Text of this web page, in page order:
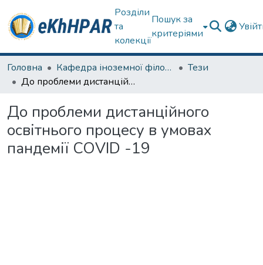
Розділи
та
колекції
Пошук за
критеріями
Головна Кафедра іноземної філології
Тези
До проблеми дистанційного освітнього процесу в умовах пандемії COVID -19
До проблеми дистанційного
освітнього процесу в умовах
пандемії COVID -19